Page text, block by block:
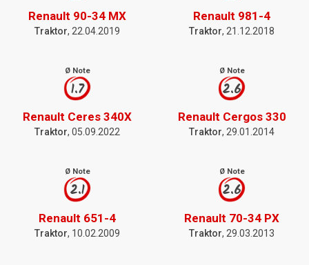
Renault 90-34 MX
Traktor, 22.04.2019
Renault 981-4
Traktor, 21.12.2018
Ø Note
1.7
Renault Ceres 340X
Traktor, 05.09.2022
Ø Note
2.6
Renault Cergos 330
Traktor, 29.01.2014
Ø Note
2.1
Renault 651-4
Traktor, 10.02.2009
Ø Note
2.6
Renault 70-34 PX
Traktor, 29.03.2013